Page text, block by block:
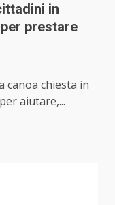
in
prestare
canoa chiesta in
aiutare,...